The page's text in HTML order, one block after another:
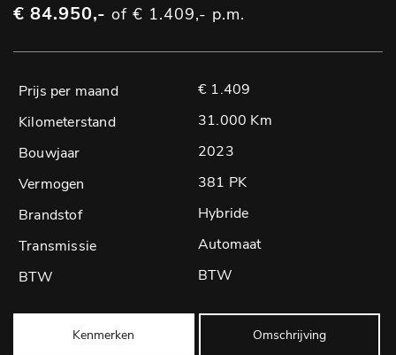
€ 84.950,- of € 1.409,- p.m.
€ 1.409
31.000 Km
2023
381 PK
Hybride
Automaat
BTW
Kenmerken Omschrijving